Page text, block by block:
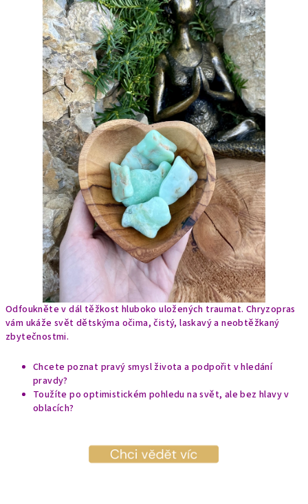
Odfoukněte v dál těžkost hluboko uložených traumat. Chryzopras
vám ukáže svět dětskýma očima, čistý, laskavý a neobtěžkaný
zbytečnostmi.
Chcete poznat pravý smysl života a podpořit v hledání
pravdy?
Toužíte po optimistickém pohledu na svět, ale bez hlavy v
oblacích?